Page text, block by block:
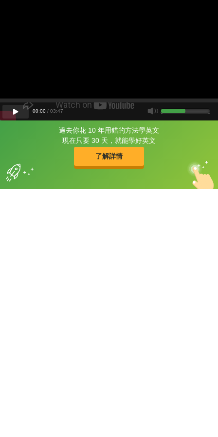
過去你花 10 年用錯的方法學英文
現在只要 30 天，就能學好英文
了解詳情
片尾有
攻其不背
的品牌故事
00:00 / 03:47